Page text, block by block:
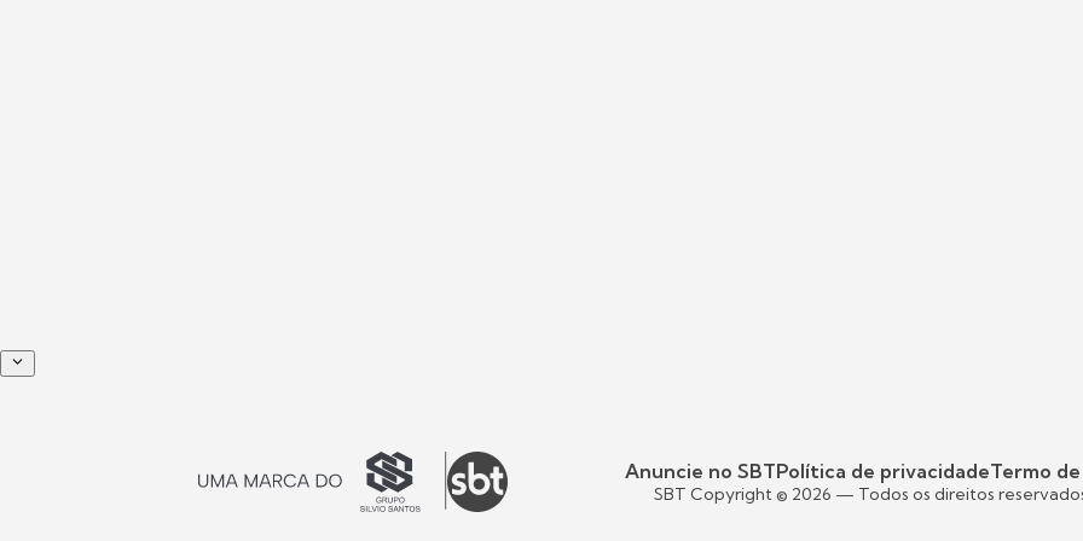
Anuncie no SBTPolítica de privacidadeTermo de
SBT Copyright © 2026 — Todos os direitos